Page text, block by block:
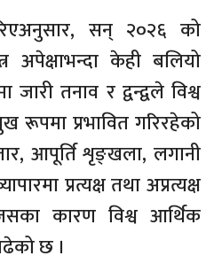
सन् २०२६ को
अपेक्षाभन्दा केही बलियो
जारी तनाव र द्वन्द्वले विश्व
रूपमा प्रभावित गरिरहेको
आपूर्ति शृङ्खला, लगानी
प्रत्यक्ष तथा अप्रत्यक्ष
कारण विश्व आर्थिक
छ ।